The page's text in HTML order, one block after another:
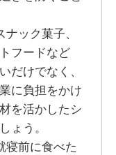
ック菓子、
フードなど
だけでなく、
に負担をかけ
を活かしたシ
ょう。
寝前に食べた